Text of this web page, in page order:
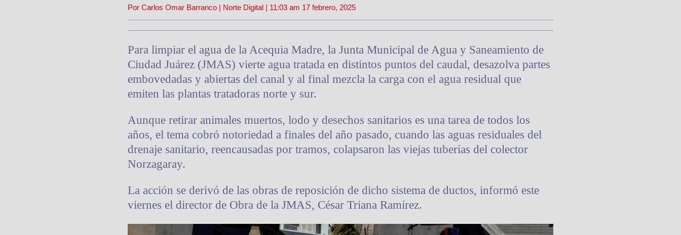
Por Carlos Omar Barranco | Norte Digital | 11:03 am 17 febrero, 2025
Para limpiar el agua de la Acequia Madre, la Junta Municipal de Agua y Saneamiento de
Ciudad Juárez (JMAS) vierte agua tratada en distintos puntos del caudal, desazolva partes
embovedadas y abiertas del canal y al final mezcla la carga con el agua residual que
emiten las plantas tratadoras norte y sur.
Aunque retirar animales muertos, lodo y desechos sanitarios es una tarea de todos los
años, el tema cobró notoriedad a finales del año pasado, cuando las aguas residuales del
drenaje sanitario, reencausadas por tramos, colapsaron las viejas tuberías del colector
Norzagaray.
La acción se derivó de las obras de reposición de dicho sistema de ductos, informó este
viernes el director de Obra de la JMAS, César Triana Ramírez.